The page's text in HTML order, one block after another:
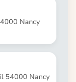
Nancy
54000 Nancy